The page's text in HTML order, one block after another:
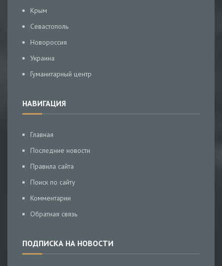
Крым
Севастополь
Новороссия
Украина
Гуманитарный центр
НАВИГАЦИЯ
Главная
Последние новости
Правила сайта
Поиск по сайту
Комментарии
Обратная связь
ПОДПИСКА НА НОВОСТИ